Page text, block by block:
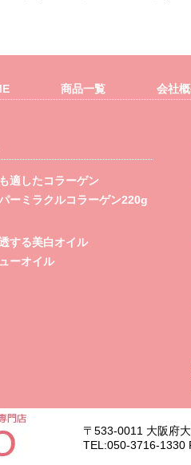
商品一覧 会社
適したコラーゲン
ーミラクルコラーゲン220g
する美白オイル
ーオイル
〒533-0011 大阪府
TEL:050-3716-1330